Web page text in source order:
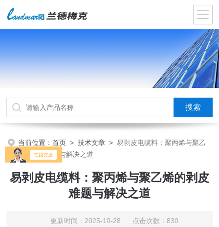
当前位置：首页 >技术文章 >易剥皮电缆料：聚丙烯与聚乙
烯的剥皮难题与解决之道
易剥皮电缆料：聚丙烯与聚乙烯的剥皮
难题与解决之道
更新时间：2025-10-28 点击次数：830